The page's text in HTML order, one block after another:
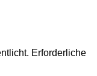
Erforderliche